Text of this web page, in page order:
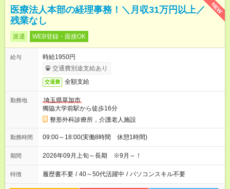
NEW
医療法人本部の経理事務！＼月収31万円以上／
残業なし
派遣 WEB登録・面接OK
給与
時給1950円
交通費別途支給あり
交通費 全額支給
勤務地
埼玉県草加市
獨協大学前駅から徒歩16分
整形外科診療所，介護老人施設
勤務時間 09:00～18:00(実働8時間 休憩1時間)
期間 2026年09月上旬～長期 ※9月～！
特徴 履歴書不要 / 40～50代活躍中 / パソコンスキル不要